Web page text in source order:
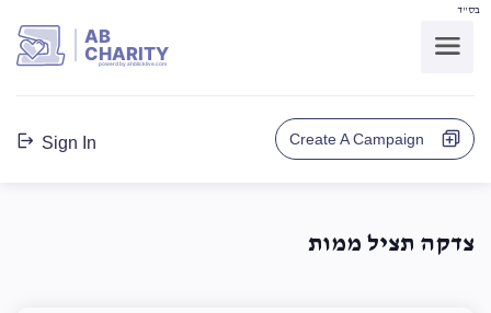
בס"ד
AB
CHARITY
powerd by ahblicklive.com
Sign In Create A Campaign
צדקה תציל ממות